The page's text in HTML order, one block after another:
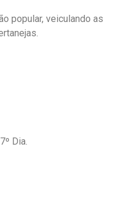
popular, veiculando as
Dia.